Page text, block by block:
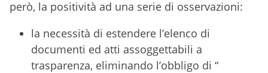
però, la positività ad una serie di osservazioni:
la necessità di estendere l’elenco di
documenti ed atti assoggettabili a
trasparenza, eliminando l’obbligo di “